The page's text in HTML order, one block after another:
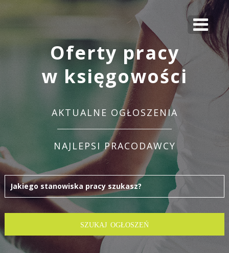
Oferty pracy
w księgowości
AKTUALNE OGŁOSZENIA
NAJLEPSI PRACODAWCY